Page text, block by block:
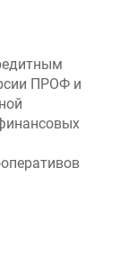
ПРОФ и